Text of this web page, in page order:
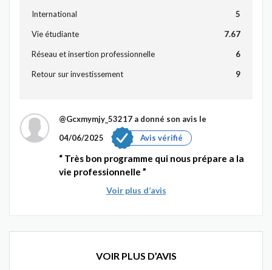
International 5
Vie étudiante 7.67
Réseau et insertion professionnelle 6
Retour sur investissement 9
@Gcxmymjy_53217 a donné son avis le
04/06/2025
Avis vérifié
Très bon programme qui nous prépare a la
vie professionnelle
Voir plus d’avis
VOIR PLUS D’AVIS